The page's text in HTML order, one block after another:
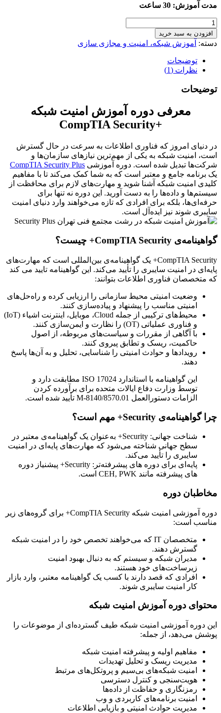
مدت آموزش: 30 ساعت
آموزش
امنیت
شبکه
+Security
افزودن به سبد خرید
دسته: آموزش شبکه، امنیت و مجازی سازی
توضیحات
نظرات (1)
توضیحات
معرفی دوره آموزش امنیت شبکه
+CompTIA Security
در دنیای امروز که فناوری اطلاعات به سرعت در حال گسترش
است، امنیت شبکه به یکی از مهم‌ترین نیازهای سازمان‌ها و
شرکت‌ها تبدیل شده است. دوره آموزشی CompTIA Security Plus
یک برنامه جامع و معتبر است که به شما کمک می‌کند تا با مفاهیم
کلیدی امنیت شبکه آشنا شوید و مهارت‌های لازم برای محافظت از
سیستم‌ها و داده‌ها را به دست آورید. این دوره نه تنها برای
حرفه‌ای‌ها، بلکه برای افرادی که تازه می‌خواهند وارد دنیای امنیت
سایبری شوند نیز ایده‌آل است.
گواهینامه‌ی CompTIA Security+ چیست؟
CompTIA Security+ یک گواهینامه‌ی بین‌المللی است که مهارت‌های
پایه‌ای در امنیت سایبری را تأیید می‌کند. این گواهینامه تایید می کند
که متخصصان فناوری اطلاعات بتوانند:​
وضعیت امنیتی محیط سازمانی را ارزیابی کرده و راه‌حل‌های
امنیتی مناسب را پیشنهاد و پیاده‌سازی کنند.
محیط‌های ترکیبی از جمله Cloud، موبایل، اینترنت اشیاء (IoT)
و فناوری عملیاتی (OT) را نظارت و ایمن‌سازی کنند.
با آگاهی از مقررات و سیاست‌های مربوطه، از اصول
حاکمیت، ریسک و تطابق پیروی کنند.​
رویدادها و حوادث امنیتی را شناسایی، تحلیل و به آن‌ها پاسخ
دهند.​
این گواهینامه با استاندارد ISO 17024 مطابقت دارد و
توسط وزارت دفاع ایالات متحده برای برآورده کردن
الزامات دستورالعمل 8140/8570.01-M تأیید شده است.
چرا گواهینامه‌ی Security+ مهم است؟
شناخت جهانی: Security+ به‌عنوان یک گواهینامه‌ی معتبر در
سطح جهانی شناخته می‌شود که مهارت‌های پایه‌ای در امنیت
سایبری را تأیید می‌کند.​
پایه‌ای برای دوره های پیشرفته‌تر: Security+ پیشنیاز دوره
های پیشرفته‌ مانند CEH, PWK است.​
مخاطبان دوره
دوره آموزشی امنیت شبکه CompTIA Security+ برای گروه‌های زیر
مناسب است:
متخصصان IT که می‌خواهند تخصص خود را در امنیت شبکه
گسترش دهند.
مدیران شبکه و سیستم که به دنبال بهبود امنیت
زیرساخت‌های خود هستند.
افرادی که قصد دارند با کسب یک گواهینامه معتبر، وارد بازار
کار امنیت سایبری شوند.
محتوای دوره آموزش امنیت شبکه
این دوره آموزشی امنیت شبکه طیف گسترده‌ای از موضوعات را
پوشش می‌دهد، از جمله:
مفاهیم اولیه و پیشرفته امنیت شبکه
مدیریت ریسک و تحلیل تهدیدات
امنیت شبکه‌های بی‌سیم و پروتکل‌های مرتبط
هویت‌سنجی و کنترل دسترسی
رمزنگاری و حفاظت از داده‌ها
امنیت برنامه‌های کاربردی و وب
مدیریت حوادث امنیتی و بازیابی اطلاعات